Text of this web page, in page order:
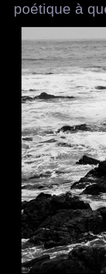
poétique à